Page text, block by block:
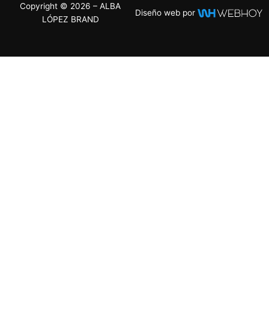
Copyright © 2026 – ALBA
LÓPEZ BRAND
Diseño web por